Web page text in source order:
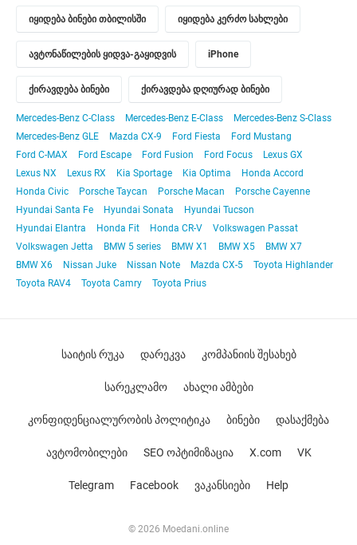
იყიდება ბინები თბილისში იყიდება კერძო სახლები
ავტონაწილების ყიდვა-გაყიდვის iPhone
ქირავდება ბინები ქირავდება დღიურად ბინები
Mercedes-Benz C-Class Mercedes-Benz E-Class
Mercedes-Benz S-Class
Mercedes-Benz GLE
Mazda CX-9 Ford Fiesta
Ford Mustang
Ford C-MAX
Ford Escape Ford Fusion Ford Focus
Lexus GX
Lexus NX
Lexus RX Kia Sportage Kia Optima
Honda Accord
Honda Civic
Porsche Taycan Porsche Macan
Porsche Cayenne
Hyundai Santa Fe
Hyundai Sonata
Hyundai Tucson
Hyundai Elantra
Honda Fit Honda CR-V
Volkswagen Passat
Volkswagen Jetta
BMW 5 series BMW X1 BMW X5
BMW X7
BMW X6
Nissan Juke Nissan Note Mazda CX-5
Toyota Highlander
Toyota RAV4
Toyota Camry Toyota Prius
© 2026 Moedani.online
საიტის რუკა დარეკვა კომპანიის შესახებ
სარეკლამო ახალი ამბები
კონფიდენციალურობის პოლიტიკა ბინები დასაქმება
ავტომობილები SEO ოპტიმიზაცია X.com VK
Telegram Facebook ვაკანსიები Help